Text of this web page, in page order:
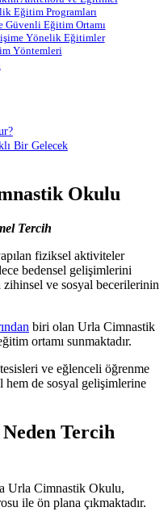
Eğitim Programları
Güvenli Eğitim Ortamı
Yönelik Eğitimler
Yöntemleri
Bir Gelecek
Okulu
Tercih
fiziksel aktiviteler
bedensel gelişimlerini
zihinsel ve sosyal becerilerinin
biri olan Urla Cimnastik
ortamı sunmaktadır.
ve eğlenceli öğrenme
de sosyal gelişimlerine
Tercih
Urla Cimnastik Okulu,
ile ön plana çıkmaktadır.